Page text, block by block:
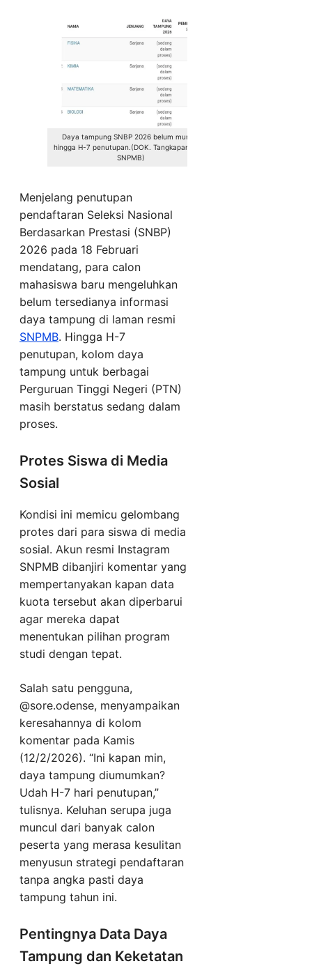
Daya tampung SNBP 2026 belum muncul
hingga H-7 penutupan.(DOK. Tangkapan layar
SNPMB)
Menjelang penutupan
pendaftaran Seleksi Nasional
Berdasarkan Prestasi (SNBP)
2026 pada 18 Februari
mendatang, para calon
mahasiswa baru mengeluhkan
belum tersedianya informasi
daya tampung di laman resmi
SNPMB. Hingga H-7
penutupan, kolom daya
tampung untuk berbagai
Perguruan Tinggi Negeri (PTN)
masih berstatus sedang dalam
proses.
Protes Siswa di Media
Sosial
Kondisi ini memicu gelombang
protes dari para siswa di media
sosial. Akun resmi Instagram
SNPMB dibanjiri komentar yang
mempertanyakan kapan data
kuota tersebut akan diperbarui
agar mereka dapat
menentukan pilihan program
studi dengan tepat.
Salah satu pengguna,
@sore.odense, menyampaikan
keresahannya di kolom
komentar pada Kamis
(12/2/2026). “Ini kapan min,
daya tampung diumumkan?
Udah H-7 hari penutupan,”
tulisnya. Keluhan serupa juga
muncul dari banyak calon
peserta yang merasa kesulitan
menyusun strategi pendaftaran
tanpa angka pasti daya
tampung tahun ini.
Pentingnya Data Daya
Tampung dan Keketatan